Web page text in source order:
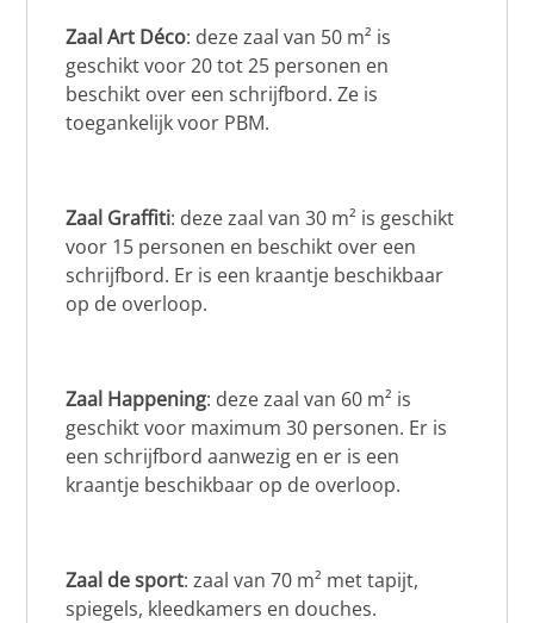
Zaal Art Déco: deze zaal van 50 m² is
geschikt voor 20 tot 25 personen en
beschikt over een schrijfbord. Ze is
toegankelijk voor PBM.
Zaal Graffiti: deze zaal van 30 m² is geschikt
voor 15 personen en beschikt over een
schrijfbord. Er is een kraantje beschikbaar
op de overloop.
Zaal Happening: deze zaal van 60 m² is
geschikt voor maximum 30 personen. Er is
een schrijfbord aanwezig en er is een
kraantje beschikbaar op de overloop.
Zaal de sport: zaal van 70 m² met tapijt,
spiegels, kleedkamers en douches.